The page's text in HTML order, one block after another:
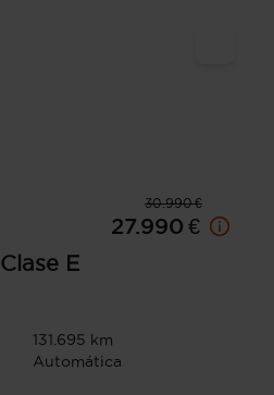
30.990 €
27.990 €
Clase E
131.695 km
Automática